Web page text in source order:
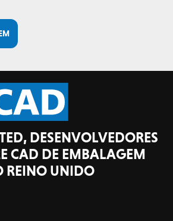
DESENVOLVEDORES
CAD DE EMBALAGEM
REINO UNIDO